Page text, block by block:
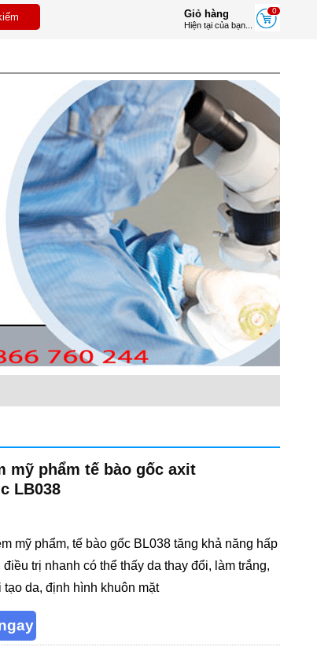
0
Giỏ hàng
Hiện tại của bạn...
mỹ phẩm tế bào gốc axit
LB038
mỹ phẩm, tế bào gốc BL038 tăng khả năng hấp
điều trị nhanh có thể thấy da thay đổi, làm trắng,
tạo da, định hình khuôn mặt